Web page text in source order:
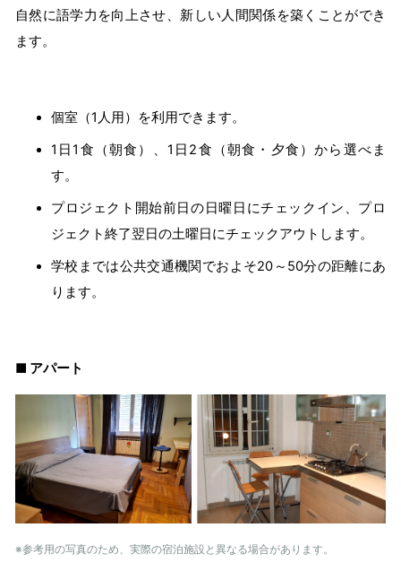
自然に語学力を向上させ、新しい人間関係を築くことができ
ます。
個室（1人用）を利用できます。
1日1食（朝食）、1日2食（朝食・夕食）から選べま
す。
プロジェクト開始前日の日曜日にチェックイン、プロ
ジェクト終了翌日の土曜日にチェックアウトします。
学校までは公共交通機関でおよそ20～50分の距離にあ
ります。
■ アパート
※参考用の写真のため、実際の宿泊施設と異なる場合があります。